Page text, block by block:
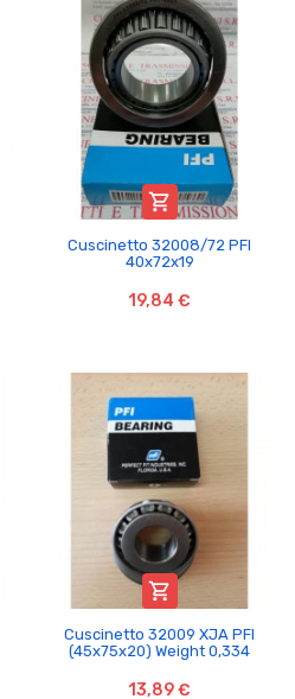

Cuscinetto 32008/72 PFI
40x72x19
19,84 €

Cuscinetto 32009 XJA PFI
(45x75x20) Weight 0,334
13,89 €